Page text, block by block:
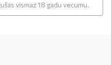
vismaz 18 gadu vecumu.